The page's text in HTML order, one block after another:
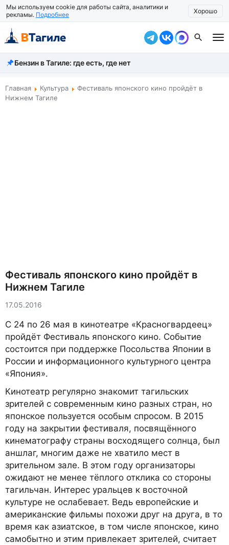
Мы используем cookie для работы сайта, аналитики и
рекламы. Подробнее Хорошо
Все новости
Происшествия
Бензин в Тагиле: где есть, где нет
Главная Культура
Фестиваль японского кино пройдёт в
Нижнем Тагиле
Фестиваль японского кино пройдёт в
Нижнем Тагиле
17.05.2016
С 24 по 26 мая в кинотеатре «Красногвардеец»
пройдёт Фестиваль японского кино. Событие
состоится при поддержке Посольства Японии в
России и информационного культурного центра
«Япония».
Кинотеатр регулярно знакомит тагильских
зрителей с современным кино разных стран, но
японское пользуется особым спросом. В 2015
году на закрытии фестиваля, посвящённого
кинематографу страны восходящего солнца, был
аншлаг, многим даже не хватило мест в
зрительном зале. В этом году организаторы
ожидают не менее тёплого отклика со стороны
тагильчан. Интерес уральцев к восточной
культуре не ослабевает. Ведь европейские и
американские фильмы похожи друг на друга, в то
время как азиатское, в том числе японское, кино
самобытно и этим привлекает зрителей, считает